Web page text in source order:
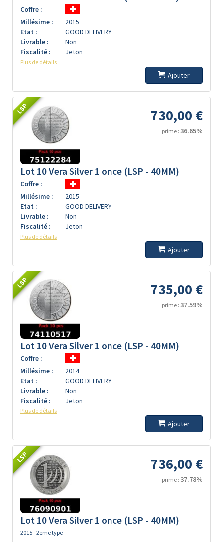
Coffre :
Millésime :
2015
Etat :
GOOD DELIVERY
Livrable :
Non
Fiscalité :
Jeton
Plus de détails
Ajouter
LSP 730,00 €
prime : 36.65%
Lot 10 Vera Silver 1 once (LSP - 40MM)
Coffre :
Millésime :
2015
Etat :
GOOD DELIVERY
Livrable :
Non
Fiscalité :
Jeton
Plus de détails
Ajouter
LSP 735,00 €
prime : 37.59%
Lot 10 Vera Silver 1 once (LSP - 40MM)
Coffre :
Millésime :
2014
Etat :
GOOD DELIVERY
Livrable :
Non
Fiscalité :
Jeton
Plus de détails
Ajouter
LSP 736,00 €
prime : 37.78%
Lot 10 Vera Silver 1 once (LSP - 40MM)
2015 - 2eme type